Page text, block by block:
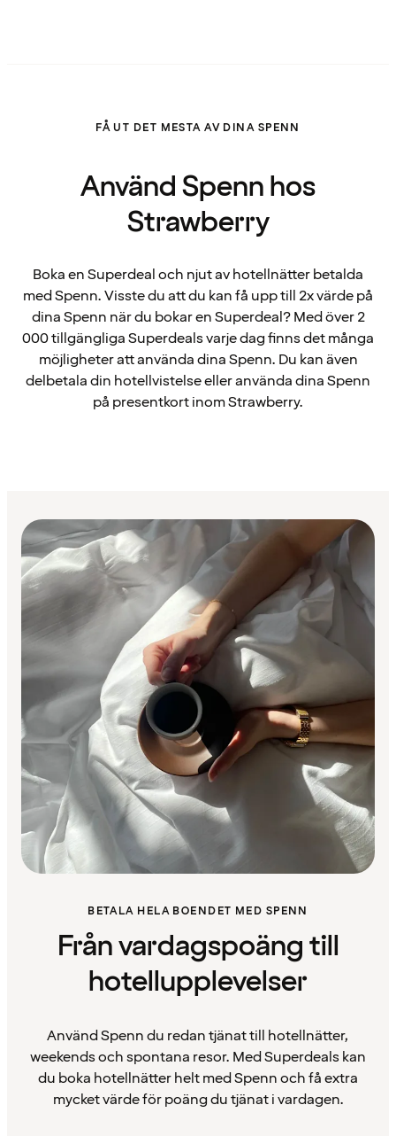
FÅ UT DET MESTA AV DINA SPENN
Använd Spenn hos
Strawberry
Boka en Superdeal och njut av hotellnätter betalda
med Spenn. Visste du att du kan få upp till 2x värde på
dina Spenn när du bokar en Superdeal? Med över 2
000 tillgängliga Superdeals varje dag finns det många
möjligheter att använda dina Spenn. Du kan även
delbetala din hotellvistelse eller använda dina Spenn
på presentkort inom Strawberry.
BETALA HELA BOENDET MED SPENN
Från vardagspoäng till
hotellupplevelser
Använd Spenn du redan tjänat till hotellnätter,
weekends och spontana resor. Med Superdeals kan
du boka hotellnätter helt med Spenn och få extra
mycket värde för poäng du tjänat i vardagen.